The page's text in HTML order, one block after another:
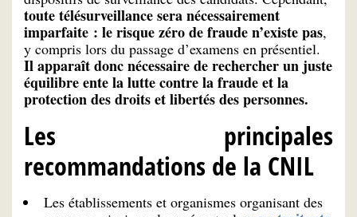
toute télésurveillance sera nécessairement
imparfaite : le risque zéro de fraude n’existe pas,
y compris lors du passage d’examens en présentiel.
Il apparaît donc nécessaire de rechercher un juste
équilibre ente la lutte contre la fraude et la
protection des droits et libertés des personnes.
Les principales
recommandations de la CNIL
Les établissements et organismes organisant des